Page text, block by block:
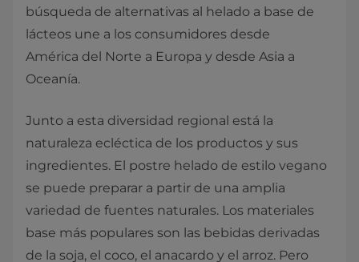
búsqueda de alternativas al helado a base de
lácteos une a los consumidores desde
América del Norte a Europa y desde Asia a
Oceanía.
Junto a esta diversidad regional está la
naturaleza ecléctica de los productos y sus
ingredientes. El postre helado de estilo vegano
se puede preparar a partir de una amplia
variedad de fuentes naturales. Los materiales
base más populares son las bebidas derivadas
de la soja, el coco, el anacardo y el arroz. Pero